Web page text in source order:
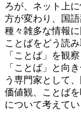
ろが、ネット上
方が変わり、国
種々雑多な情報
ことばをどう読
「ことば」を観
「ことば」と向き
う専門家として
価値観、ことば
について考えて